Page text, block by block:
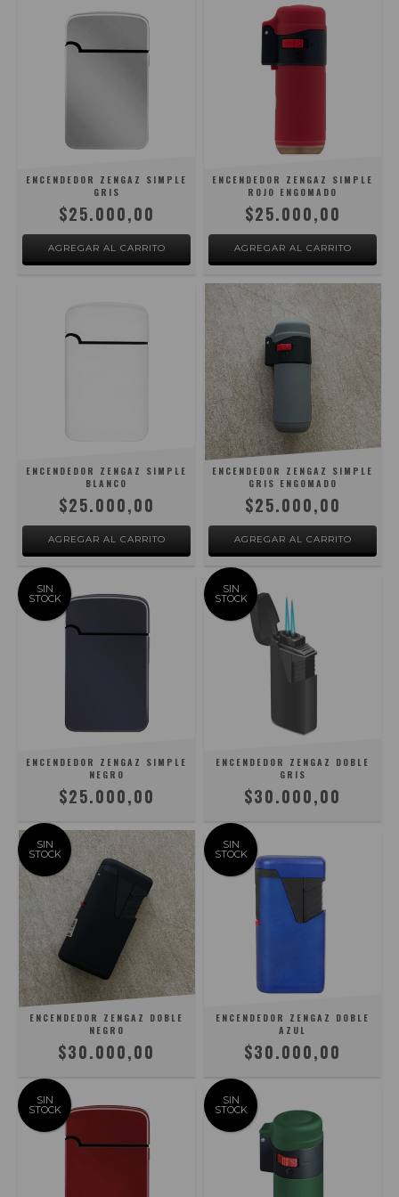
ENCENDEDOR ZENGAZ SIMPLE
GRIS
$25.000,00
ENCENDEDOR ZENGAZ SIMPLE
ROJO ENGOMADO
$25.000,00
ENCENDEDOR ZENGAZ SIMPLE
BLANCO
$25.000,00
ENCENDEDOR ZENGAZ SIMPLE
GRIS ENGOMADO
$25.000,00
SIN
STOCK
ENCENDEDOR ZENGAZ SIMPLE
NEGRO
$25.000,00
SIN
STOCK
ENCENDEDOR ZENGAZ DOBLE
GRIS
$30.000,00
SIN
STOCK
ENCENDEDOR ZENGAZ DOBLE
NEGRO
$30.000,00
SIN
STOCK
ENCENDEDOR ZENGAZ DOBLE
AZUL
$30.000,00
SIN
STOCK
SIN
STOCK